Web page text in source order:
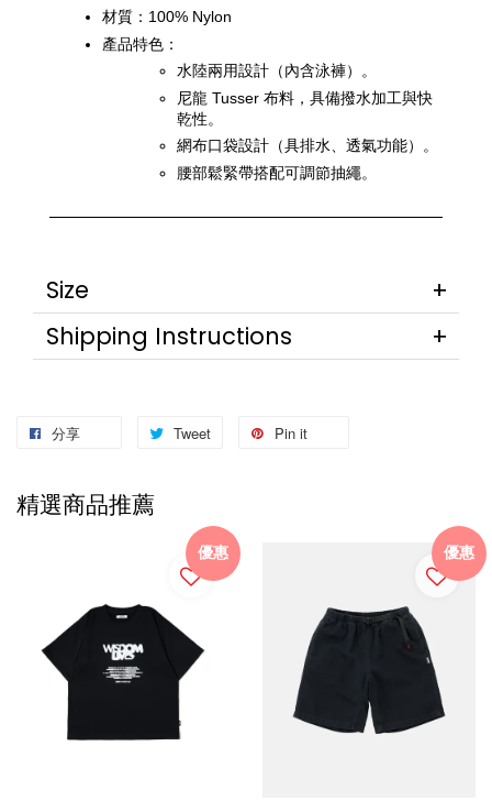
材質：100% Nylon
產品特色：
水陸兩用設計（內含泳褲）。
尼龍 Tusser 布料，具備撥水加工與快
乾性。
網布口袋設計（具排水、透氣功能）。
腰部鬆緊帶搭配可調節抽繩。
Size
Shipping Instructions
分享 Tweet Pin it
精選商品推薦
優惠 優惠